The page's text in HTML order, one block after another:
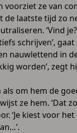
voorziet ze van
laatste tijd zo
‘Vind
schrijven’,
nauwlettend in
worden’, zegt
als om hem de
ze hem. ‘Dat
‘Je kiest voor